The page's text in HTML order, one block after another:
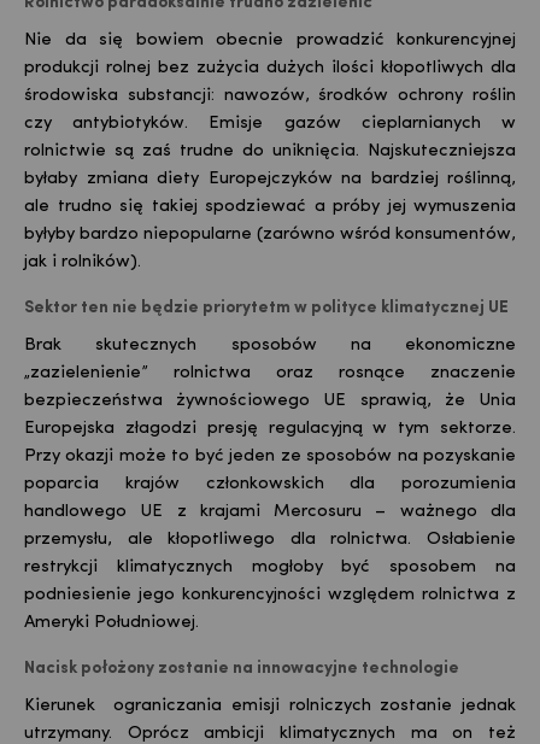
Nie da się bowiem obecnie prowadzić konkurencyjnej
produkcji rolnej bez zużycia dużych ilości kłopotliwych dla
środowiska substancji: nawozów, środków ochrony roślin
czy antybiotyków. Emisje gazów cieplarnianych w
rolnictwie są zaś trudne do uniknięcia. Najskuteczniejsza
byłaby zmiana diety Europejczyków na bardziej roślinną,
ale trudno się takiej spodziewać a próby jej wymuszenia
byłyby bardzo niepopularne (zarówno wśród konsumentów,
jak i rolników).
Sektor ten nie będzie priorytetm w polityce klimatycznej UE
Brak skutecznych sposobów na ekonomiczne
„zazielenienie” rolnictwa oraz rosnące znaczenie
bezpieczeństwa żywnościowego UE sprawią, że Unia
Europejska złagodzi presję regulacyjną w tym sektorze.
Przy okazji może to być jeden ze sposobów na pozyskanie
poparcia krajów członkowskich dla porozumienia
handlowego UE z krajami Mercosuru – ważnego dla
przemysłu, ale kłopotliwego dla rolnictwa. Osłabienie
restrykcji klimatycznych mogłoby być sposobem na
podniesienie jego konkurencyjności względem rolnictwa z
Ameryki Południowej.
Nacisk położony zostanie na innowacyjne technologie
Kierunek ograniczania emisji rolniczych zostanie jednak
utrzymany. Oprócz ambicji klimatycznych ma on też